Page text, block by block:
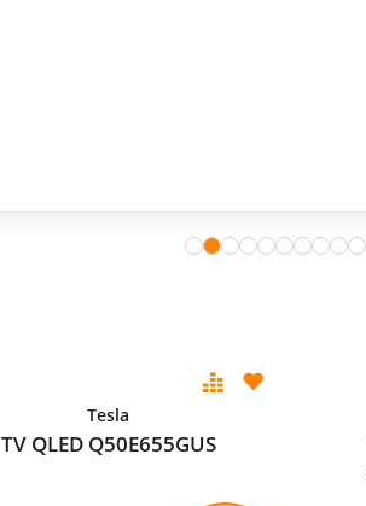
Tesla
TV QLED Q50E655GUS